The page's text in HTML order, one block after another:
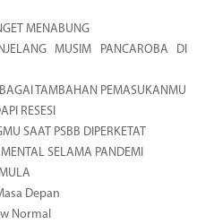
MENABUNG
MUSIM PANCAROBA DI
TAMBAHAN PEMASUKANMU
RESESI
SAAT PSBB DIPERKETAT
SELAMA PANDEMI
Depan
Normal